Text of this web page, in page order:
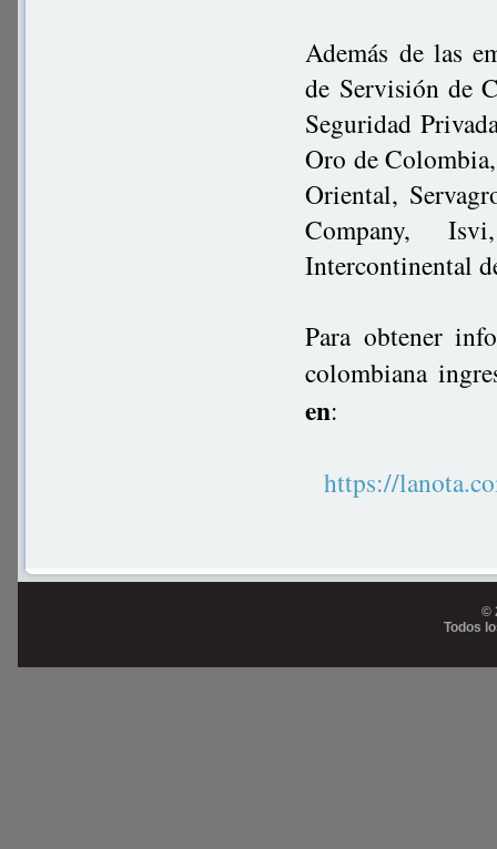
Además de las
de Servisión de
Seguridad
Oro de
Oriental,
Company,
Intercontinental
Para obtener
colombiana
en:
https://
©
Todos